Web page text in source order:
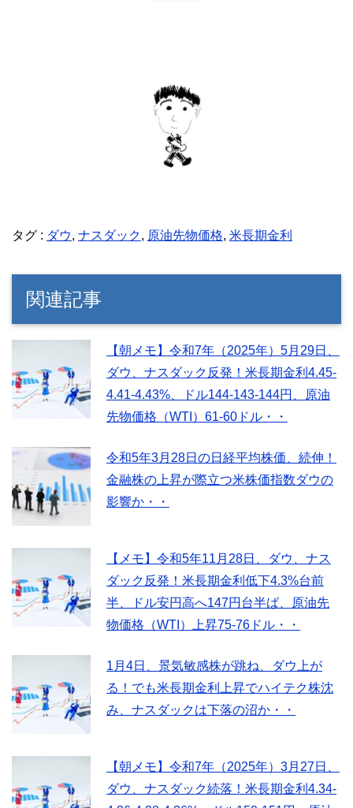
タグ : ダウ, ナスダック, 原油先物価格, 米長期金利
関連記事
【朝メモ】令和7年（2025年）5月29日、
ダウ、ナスダック反発！米長期金利4.45-
4.41-4.43%、ドル144-143-144円、原油
先物価格（WTI）61-60ドル・・
令和5年3月28日の日経平均株価、続伸！
金融株の上昇が際立つ米株価指数ダウの
影響か・・
【メモ】令和5年11月28日、ダウ、ナス
ダック反発！米長期金利低下4.3%台前
半、ドル安円高へ147円台半ば、原油先
物価格（WTI）上昇75-76ドル・・
1月4日、景気敏感株が跳ね、ダウ上が
る！でも米長期金利上昇でハイテク株沈
み、ナスダックは下落の沼か・・
【朝メモ】令和7年（2025年）3月27日、
ダウ、ナスダック続落！米長期金利4.34-